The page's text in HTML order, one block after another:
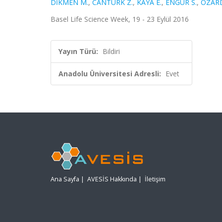
DİKMEN M., CANTÜRK Z., KAYA E., ENGÜR S.,
Basel Life Science Week, 19 - 23 Eylül 2016
Yayın Türü: Bildiri
Anadolu Üniversitesi Adresli: Evet
Ana Sayfa | AVESİS Hakkında | İletişim